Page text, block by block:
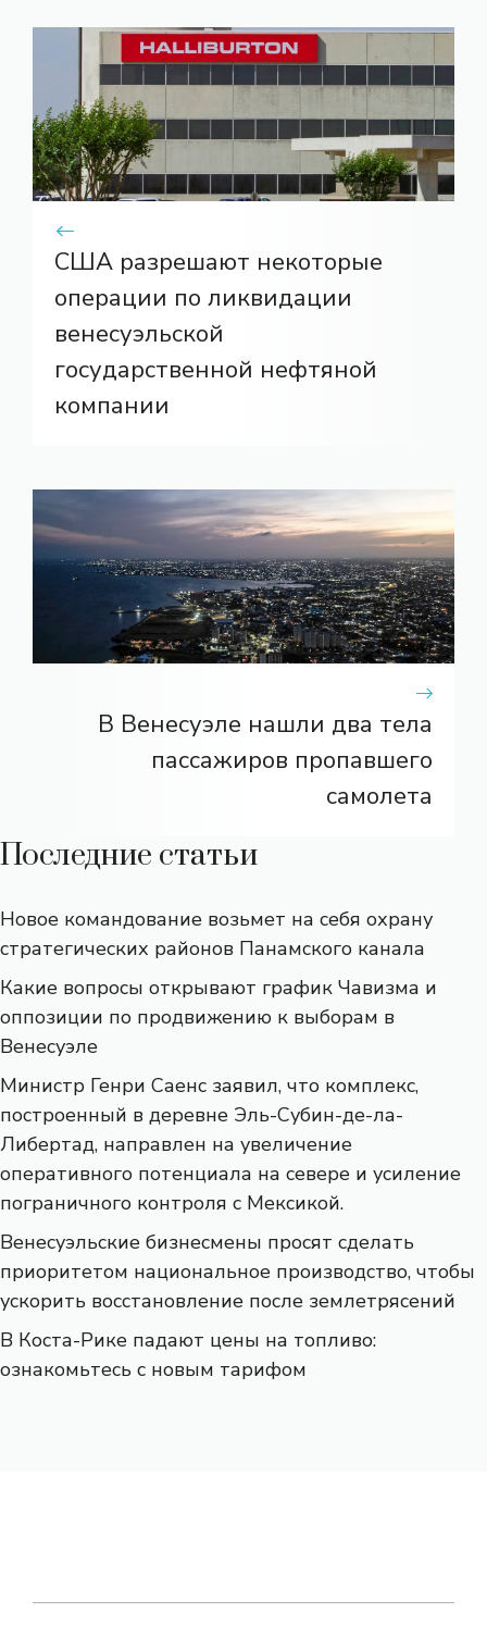
США разрешают некоторые
операции по ликвидации
венесуэльской
государственной нефтяной
компании
В Венесуэле нашли два тела
пассажиров пропавшего
самолета
Последние статьи
Новое командование возьмет на себя охрану
стратегических районов Панамского канала
Какие вопросы открывают график Чавизма и
оппозиции по продвижению к выборам в
Венесуэле
Министр Генри Саенс заявил, что комплекс,
построенный в деревне Эль-Субин-де-ла-
Либертад, направлен на увеличение
оперативного потенциала на севере и усиление
пограничного контроля с Мексикой.
Венесуэльские бизнесмены просят сделать
приоритетом национальное производство, чтобы
ускорить восстановление после землетрясений
В Коста-Рике падают цены на топливо:
ознакомьтесь с новым тарифом